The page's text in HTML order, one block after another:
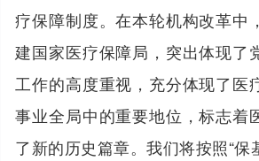
疗保障制度。在本轮机构改革中
建国家医疗保障局，突出体现了
工作的高度重视，充分体现了医
事业全局中的重要地位，标志着
了新的历史篇章。我们将按照“